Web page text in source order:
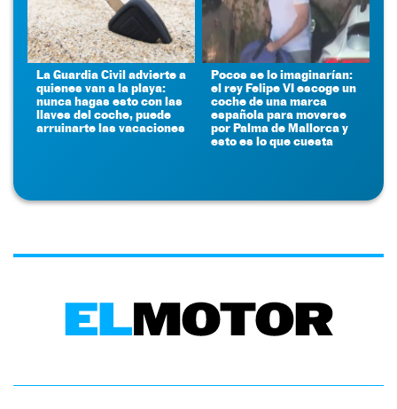
La Guardia Civil advierte a
quienes van a la playa:
nunca hagas esto con las
llaves del coche, puede
arruinarte las vacaciones
Pocos se lo imaginarían:
el rey Felipe VI escoge un
coche de una marca
española para moverse
por Palma de Mallorca y
esto es lo que cuesta